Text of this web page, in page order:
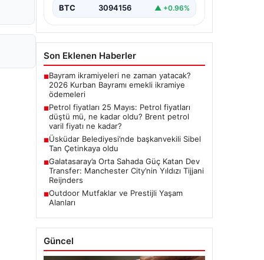
BTC 3094156 ▲ +0.96%
Son Eklenen Haberler
■Bayram ikramiyeleri ne zaman yatacak?
2026 Kurban Bayramı emekli ikramiye
ödemeleri
■Petrol fiyatları 25 Mayıs: Petrol fiyatları
düştü mü, ne kadar oldu? Brent petrol
varil fiyatı ne kadar?
■Üsküdar Belediyesi’nde başkanvekili Sibel
Tan Çetinkaya oldu
■Galatasaray’a Orta Sahada Güç Katan Dev
Transfer: Manchester City’nin Yıldızı Tijjani
Reijnders
■Outdoor Mutfaklar ve Prestijli Yaşam
Alanları
Güncel